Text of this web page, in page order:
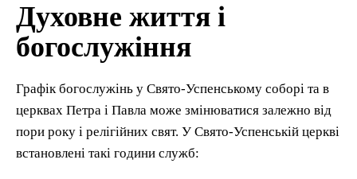
Духовне життя і
богослужіння
Графік богослужінь у Свято-Успенському соборі та в
церквах Петра і Павла може змінюватися залежно від
пори року і релігійних свят. У Свято-Успенській церкві
встановлені такі години служб: